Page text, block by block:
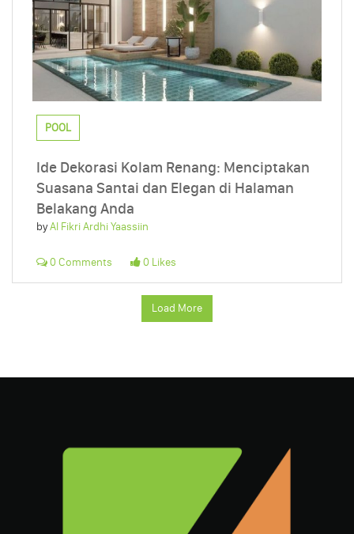
POOL
Ide Dekorasi Kolam Renang: Menciptakan
Suasana Santai dan Elegan di Halaman
Belakang Anda
byAl Fikri Ardhi Yaassiin
0 Comments 0 Likes
Load More